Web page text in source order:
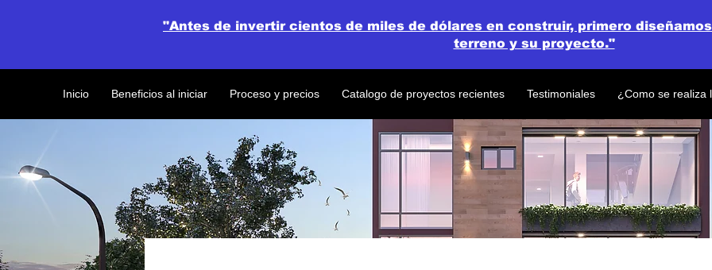
Inicio Beneficios al iniciar Proceso y precios Catalogo de proyectos recientes Testimoniales ¿Como se realiza
"Antes de invertir cientos de miles de dólares en construir, primero
terreno y su proyecto."